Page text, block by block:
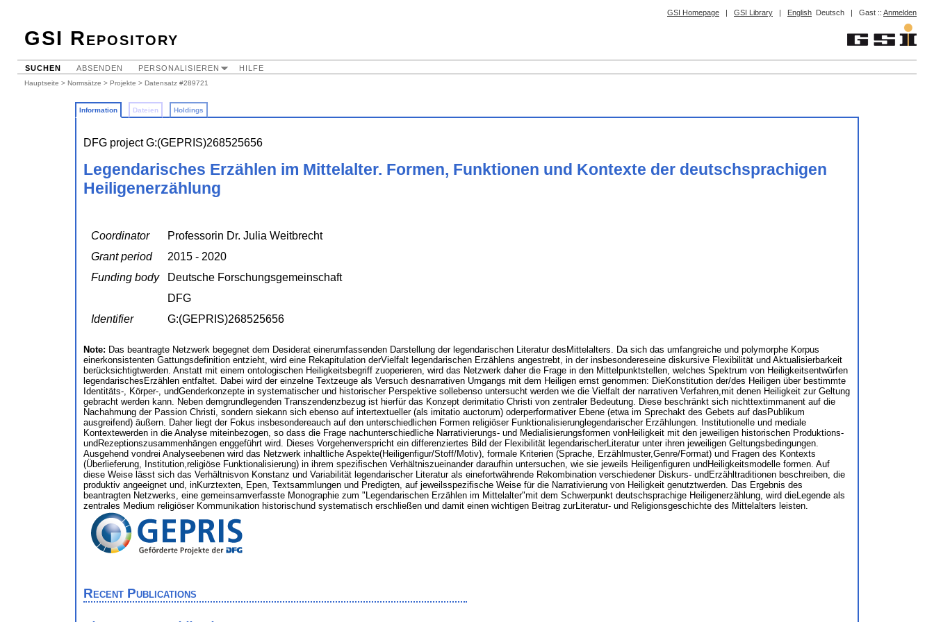
GSI Homepage | GSI Library | English Deutsch | Gast :: Anmelden
GSI Repository
SUCHEN ABSENDEN PERSONALISIEREN HILFE
Hauptseite > Normsätze > Projekte > Datensatz #289721
Information Dateien Holdings
DFG project G:(GEPRIS)268525656
Legendarisches Erzählen im Mittelalter. Formen, Funktionen und Kontexte der deutschsprachigen
Heiligenerzählung
Coordinator
Professorin Dr. Julia Weitbrecht
Grant period
2015 - 2020
Funding body
Deutsche Forschungsgemeinschaft
DFG
Identifier
G:(GEPRIS)268525656
Note: Das beantragte Netzwerk begegnet dem Desiderat einerumfassenden Darstellung der legendarischen Literatur desMittelalters. Da sich das umfangreiche und polymorphe Korpus
einerkonsistenten Gattungsdefinition entzieht, wird eine Rekapitulation derVielfalt legendarischen Erzählens angestrebt, in der insbesondereseine diskursive Flexibilität und Aktualisierbarkeit
berücksichtigtwerden. Anstatt mit einem ontologischen Heiligkeitsbegriff zuoperieren, wird das Netzwerk daher die Frage in den Mittelpunktstellen, welches Spektrum von Heiligkeitsentwürfen
legendarischesErzählen entfaltet. Dabei wird der einzelne Textzeuge als Versuch desnarrativen Umgangs mit dem Heiligen ernst genommen: DieKonstitution der/des Heiligen über bestimmte
Identitäts-, Körper-, undGenderkonzepte in systematischer und historischer Perspektive sollebenso untersucht werden wie die Vielfalt der narrativen Verfahren,mit denen Heiligkeit zur Geltung
gebracht werden kann. Neben demgrundlegenden Transzendenzbezug ist hierfür das Konzept derimitatio Christi von zentraler Bedeutung. Diese beschränkt sich nichttextimmanent auf die
Nachahmung der Passion Christi, sondern siekann sich ebenso auf intertextueller (als imitatio auctorum) oderperformativer Ebene (etwa im Sprechakt des Gebets auf dasPublikum
ausgreifend) äußern. Daher liegt der Fokus insbesondereauch auf den unterschiedlichen Formen religiöser Funktionalisierunglegendarischer Erzählungen. Institutionelle und mediale
Kontextewerden in die Analyse miteinbezogen, so dass die Frage nachunterschiedliche Narrativierungs- und Medialisierungsformen vonHeiligkeit mit den jeweiligen historischen Produktions-
undRezeptionszusammenhängen enggeführt wird. Dieses Vorgehenverspricht ein differenziertes Bild der Flexibilität legendarischerLiteratur unter ihren jeweiligen Geltungsbedingungen.
Ausgehend vondrei Analyseebenen wird das Netzwerk inhaltliche Aspekte(Heiligenfigur/Stoff/Motiv), formale Kriterien (Sprache, Erzählmuster,Genre/Format) und Fragen des Kontexts
(Überlieferung, Institution,religiöse Funktionalisierung) in ihrem spezifischen Verhältniszueinander daraufhin untersuchen, wie sie jeweils Heiligenfiguren undHeiligkeitsmodelle formen. Auf
diese Weise lässt sich das Verhältnisvon Konstanz und Variabilität legendarischer Literatur als einefortwährende Rekombination verschiedener Diskurs- undErzähltraditionen beschreiben, die
produktiv angeeignet und, inKurztexten, Epen, Textsammlungen und Predigten, auf jeweilsspezifische Weise für die Narrativierung von Heiligkeit genutztwerden. Das Ergebnis des
beantragten Netzwerks, eine gemeinsamverfasste Monographie zum "Legendarischen Erzählen im Mittelalter"mit dem Schwerpunkt deutschsprachige Heiligenerzählung, wird dieLegende als
zentrales Medium religiöser Kommunikation historischund systematisch erschließen und damit einen wichtigen Beitrag zurLiteratur- und Religionsgeschichte des Mittelalters leisten.
Recent Publications